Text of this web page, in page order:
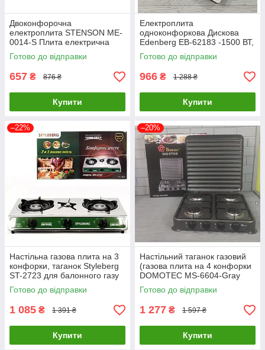
Двоконфорочна
електроплита STENSON ME-
0014-S Плита електрична
настільна
Готово до відправки
657 ₴ 876 ₴
Купити
Електроплита
одноконфоркова Дискова
Edenberg EB-62183 -1500 ВТ,
мініплада 1 конфорка
настільна побутова
Готово до відправки
966 ₴ 1 288 ₴
Купити
–22%
Настільна газова плита на 3
конфорки, таганок Styleberg
ST-2723 для балонного газу
для дому та дачі
Готово до відправки
1 085 ₴ 1 391 ₴
Купити
–20%
Настільний таганок газовий
(газова плита на 4 конфорки
DOMOTEC MS-6604-Gray
Готово до відправки
1 277 ₴ 1 597 ₴
Купити